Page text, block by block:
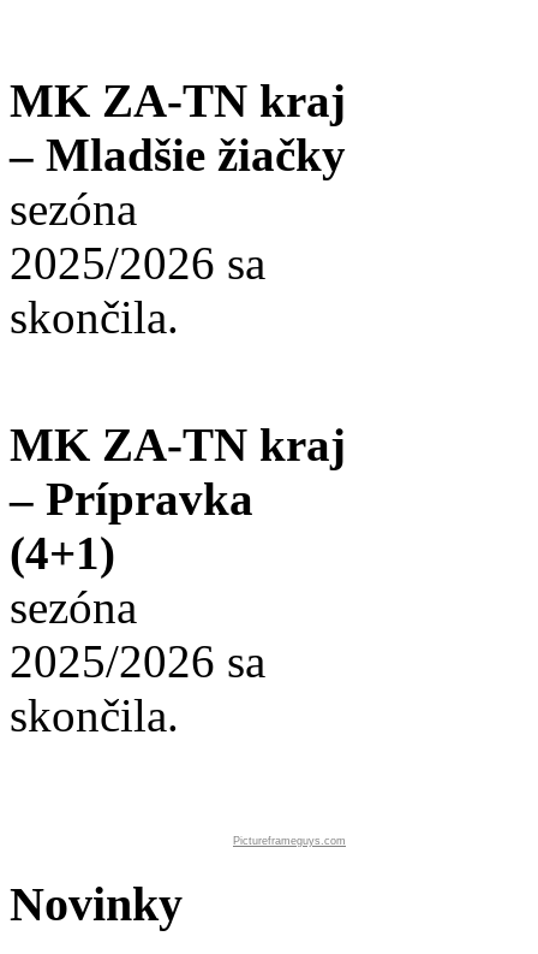
MK ZA-TN kraj
– Mladšie žiačky
sezóna
2025/2026 sa
skončila.
MK ZA-TN kraj
– Prípravka
(4+1)
sezóna
2025/2026 sa
skončila.
Pictureframeguys.com
Novinky